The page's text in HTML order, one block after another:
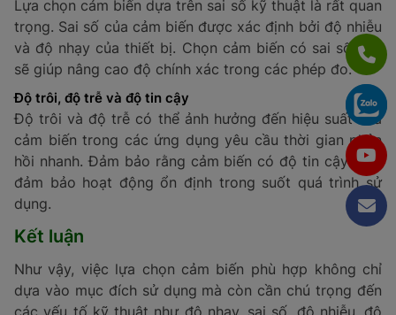
laser để phát hiện và đo lường các yếu tố như tốc độ,
rung, độ ồn, hoặc biến dạng.
Ví dụ:
Cảm biến không tiếp xúc được sử dụng trong
các ứng dụng như giám sát tốc độ xe trên đường, đo
độ rung trong các thiết bị công nghiệp hoặc đo độ ồn
trong các khu vực công cộng.
Những điều cần lưu ý khi chọn mua cảm
biến
Khi chọn mua cảm biến, ngoài việc hiểu rõ ứng dụng
của từng loại, người dùng cần cân nhắc một số yếu tố
quan trọng để đảm bảo sự lựa chọn phù hợp với mục
đích sử dụng. Dưới đây là các tiêu chí cần lưu ý khi
chọn mua cảm biến: